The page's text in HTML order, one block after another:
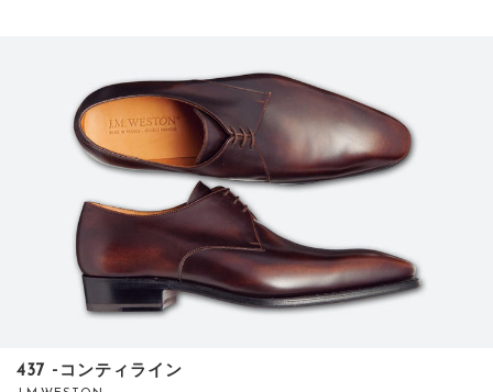
437 ‐コンティライン